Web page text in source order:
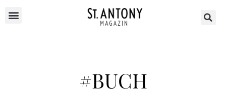
#BUCH